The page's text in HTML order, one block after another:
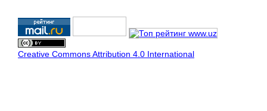
Creative Commons Attribution 4.0 International